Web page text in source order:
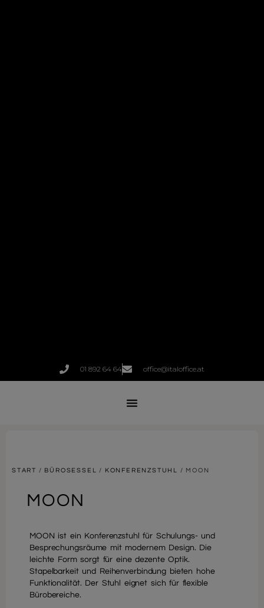
01 892 64 64 office@italoffice.at
START / BÜROSESSEL / KONFERENZSTUHL / MOON
MOON
MOON ist ein Konferenzstuhl für Schulungs- und
Besprechungsräume mit modernem Design. Die
leichte Form sorgt für eine dezente Optik.
Stapelbarkeit und Reihenverbindung bieten hohe
Funktionalität. Der Stuhl eignet sich für flexible
Bürobereiche.